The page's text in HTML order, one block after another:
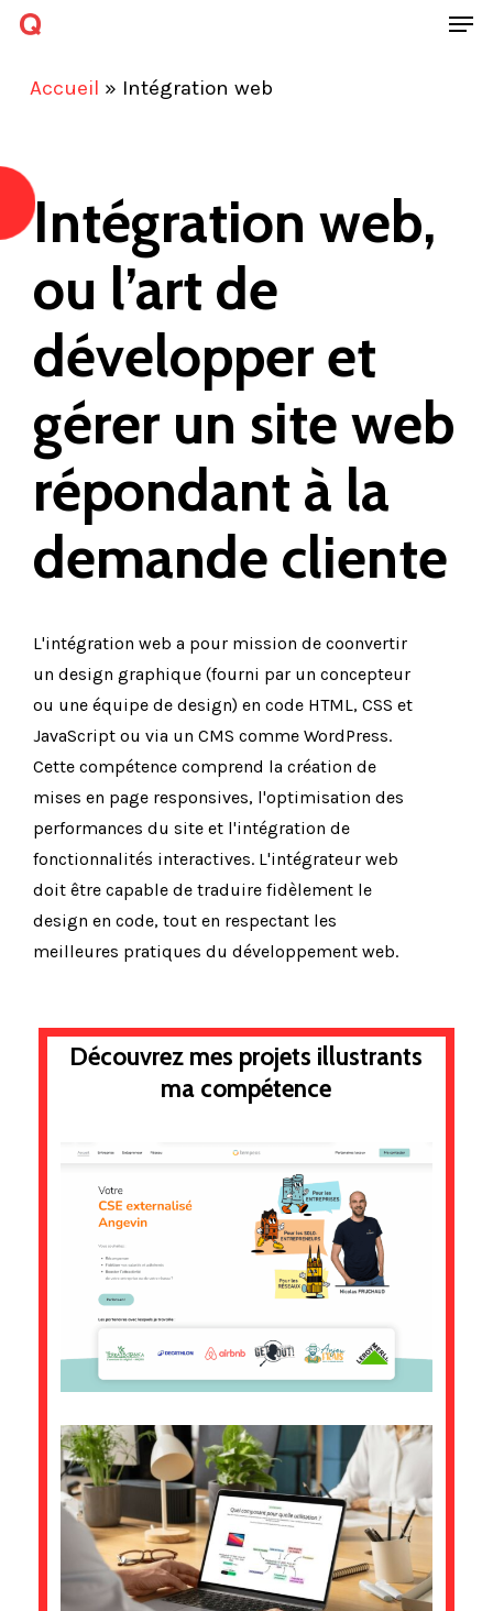
Skip
mainAccueil » Intégration web
Intégration web,
ou l’art de
développer et
gérer un site web
répondant à la
demande cliente
L'intégration web a pour mission de coonvertir
un design graphique (fourni par un concepteur
ou une équipe de design) en code HTML, CSS et
JavaScript ou via un CMS comme WordPress.
Cette compétence comprend la création de
mises en page responsives, l'optimisation des
performances du site et l'intégration de
fonctionnalités interactives. L'intégrateur web
doit être capable de traduire fidèlement le
design en code, tout en respectant les
meilleures pratiques du développement web.
Découvrez mes projets illustrants
ma compétence